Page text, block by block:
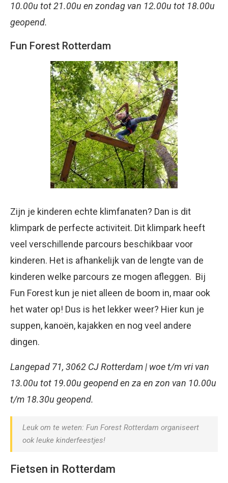
10.00u tot 21.00u en zondag van 12.00u tot 18.00u
geopend.
Fun Forest Rotterdam
Zijn je kinderen echte klimfanaten? Dan is dit
klimpark de perfecte activiteit. Dit klimpark heeft
veel verschillende parcours beschikbaar voor
kinderen. Het is afhankelijk van de lengte van de
kinderen welke parcours ze mogen afleggen. Bij
Fun Forest kun je niet alleen de boom in, maar ook
het water op! Dus is het lekker weer? Hier kun je
suppen, kanoën, kajakken en nog veel andere
dingen.
Langepad 71, 3062 CJ Rotterdam | woe t/m vri van
13.00u tot 19.00u geopend en za en zon van 10.00u
t/m 18.30u geopend.
Leuk om te weten: Fun Forest Rotterdam organiseert
ook leuke kinderfeestjes!
Fietsen in Rotterdam